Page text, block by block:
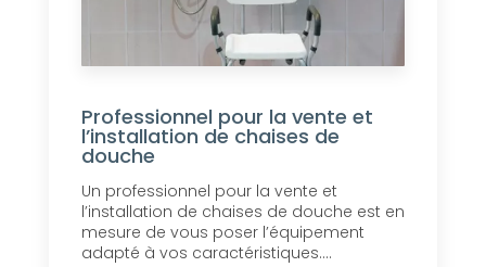
Professionnel pour la vente et
l’installation de chaises de
douche
Un professionnel pour la vente et
l’installation de chaises de douche est en
mesure de vous poser l’équipement
adapté à vos caractéristiques....